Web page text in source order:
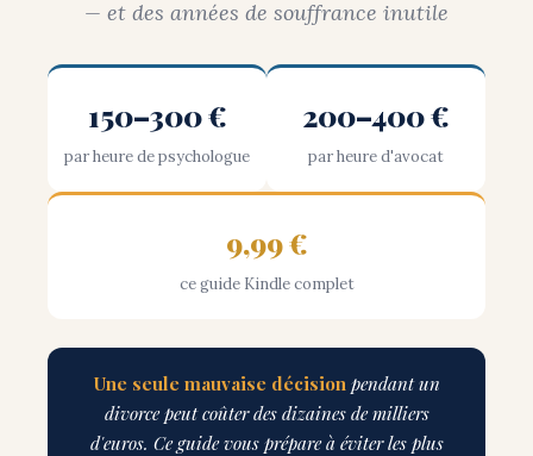
— et des années de souffrance inutile
150–300 €
par heure de psychologue
200–400 €
par heure d'avocat
9,99 €
ce guide Kindle complet
Une seule mauvaise décisionpendant un
divorce peut coûter des dizaines de milliers
d'euros. Ce guide vous prépare à éviter les plus